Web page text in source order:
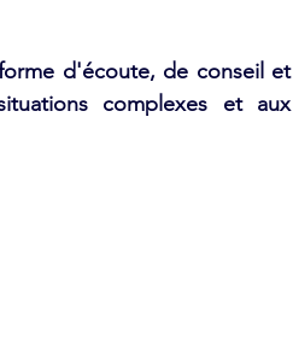
d'écoute, de conseil et
complexes et aux